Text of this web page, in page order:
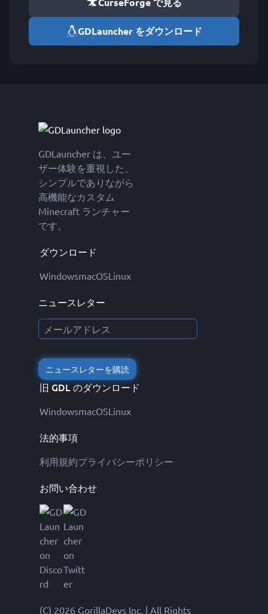
GDLauncher をダウンロード
GDLauncher は、ユー
ザー体験を重視した、
シンプルでありながら
高機能なカスタム
Minecraft ランチャー
です。
ダウンロード
WindowsmacOSLinux
ニュースレター
ニュースレターを購読
旧 GDL のダウンロード
WindowsmacOSLinux
法的事項
利用規約プライバシーポリシー
お問い合わせ
(C) 2026 GorillaDevs Inc. | All Rights